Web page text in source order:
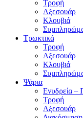
Τροφή
Αξεσουάρ
Κλουβιά
Τρωκτικά
Τροφή
Αξεσουάρ
Κλουβιά
Ψάρια
Ενυδρεία –
Τροφή
Αξεσουάρ